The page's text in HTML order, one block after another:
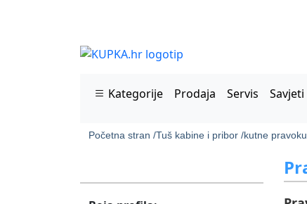
Kategorije Prodaja Servis Savjeti
Početna stran /Tuš kabine i pribor /kutne